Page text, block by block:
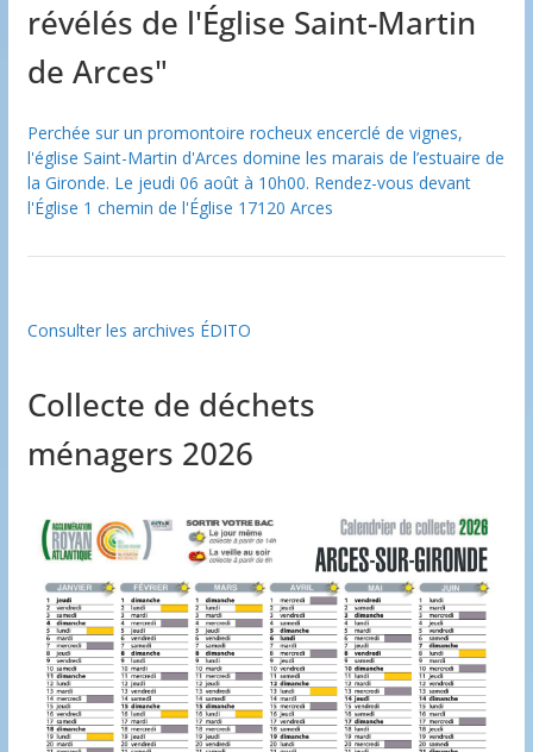
révélés de l'Église Saint-Martin
de Arces"
Perchée sur un promontoire rocheux encerclé de vignes,
l'église Saint-Martin d'Arces domine les marais de l’estuaire de
la Gironde. Le jeudi 06 août à 10h00. Rendez-vous devant
l'Église 1 chemin de l'Église 17120 Arces
Consulter les archives ÉDITO
Collecte de déchets
ménagers 2026